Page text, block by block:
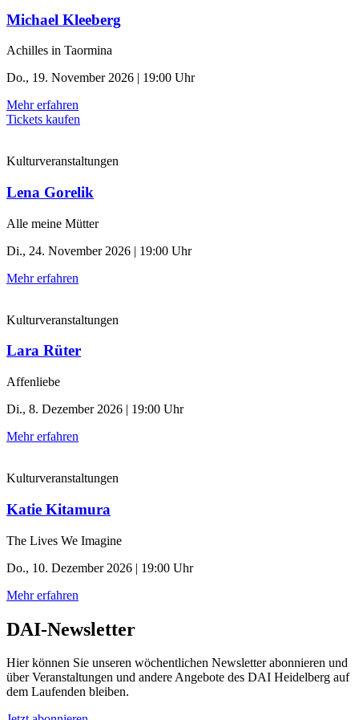
Michael Kleeberg
Achilles in Taormina
Do., 19. November 2026 | 19:00 Uhr
Mehr erfahren
Tickets kaufen
Kulturveranstaltungen
Lena Gorelik
Alle meine Mütter
Di., 24. November 2026 | 19:00 Uhr
Mehr erfahren
Kulturveranstaltungen
Lara Rüter
Affenliebe
Di., 8. Dezember 2026 | 19:00 Uhr
Mehr erfahren
Kulturveranstaltungen
Katie Kitamura
The Lives We Imagine
Do., 10. Dezember 2026 | 19:00 Uhr
Mehr erfahren
DAI-Newsletter
Hier können Sie unseren wöchentlichen Newsletter abonnieren und
über Veranstaltungen und andere Angebote des DAI Heidelberg auf
dem Laufenden bleiben.